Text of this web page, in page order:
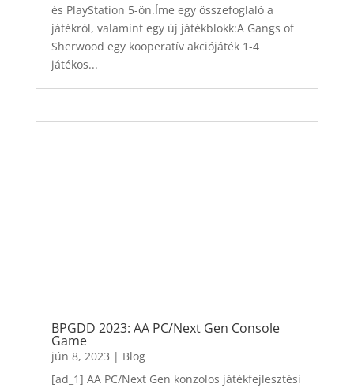
és PlayStation 5-ön.Íme egy összefoglaló a
játékról, valamint egy új játékblokk:A Gangs of
Sherwood egy kooperatív akciójáték 1-4
játékos...
BPGDD 2023: AA PC/Next Gen Console
Game
jún 8, 2023 | Blog
[ad_1] AA PC/Next Gen konzolos játékfejlesztési